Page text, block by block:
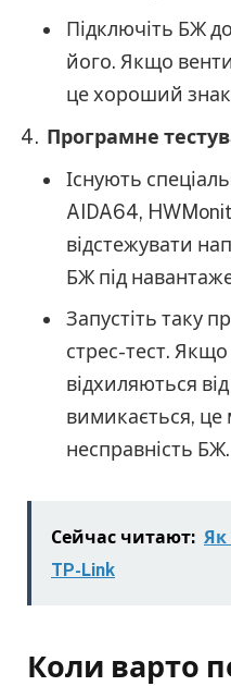
Підключіть БЖ
його. Якщо
це хороший
Програмне
Існують
AIDA64,
відстежувати
БЖ під
Запустіть таку
стрес-тест.
відхиляються
вимикається, це
несправність БЖ.
Сейчас читают: Як
TP-Link
Коли варто